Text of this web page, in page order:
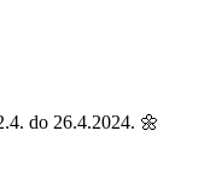
do 26.4.2024. 🌼